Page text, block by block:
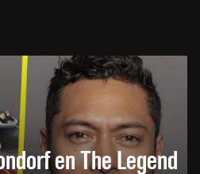
en The Legend